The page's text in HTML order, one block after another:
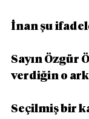
İnan şu
Sayın Özgür
verdiğin o
Seçilmiş bir